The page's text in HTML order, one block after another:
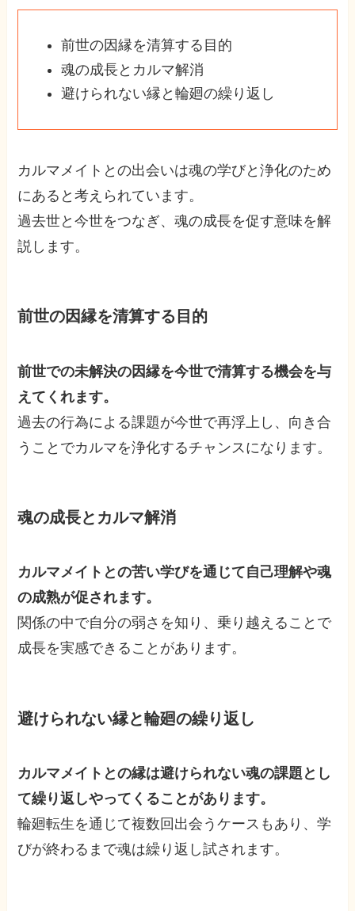
前世の因縁を清算する目的
魂の成長とカルマ解消
避けられない縁と輪廻の繰り返し
カルマメイトとの出会いは魂の学びと浄化のため
にあると考えられています。
過去世と今世をつなぎ、魂の成長を促す意味を解
説します。
前世の因縁を清算する目的
前世での未解決の因縁を今世で清算する機会を与
えてくれます。
過去の行為による課題が今世で再浮上し、向き合
うことでカルマを浄化するチャンスになります。
魂の成長とカルマ解消
カルマメイトとの苦い学びを通じて自己理解や魂
の成熟が促されます。
関係の中で自分の弱さを知り、乗り越えることで
成長を実感できることがあります。
避けられない縁と輪廻の繰り返し
カルマメイトとの縁は避けられない魂の課題とし
て繰り返しやってくることがあります。
輪廻転生を通じて複数回出会うケースもあり、学
びが終わるまで魂は繰り返し試されます。